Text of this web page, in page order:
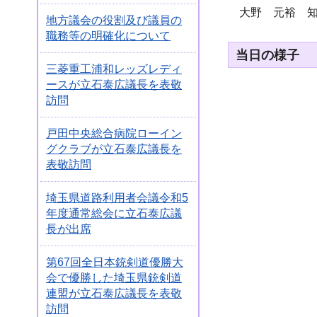
地方議会の役割及び議員の
職務等の明確化について
三菱重工浦和レッズレディ
ースが立石泰広議長を表敬
訪問
戸田中央総合病院ローイン
グクラブが立石泰広議長を
表敬訪問
埼玉県道路利用者会議令和5
年度通常総会に立石泰広議
長が出席
第67回全日本銃剣道優勝大
会で優勝した埼玉県銃剣道
連盟が立石泰広議長を表敬
訪問
大野 元裕
当日の様子